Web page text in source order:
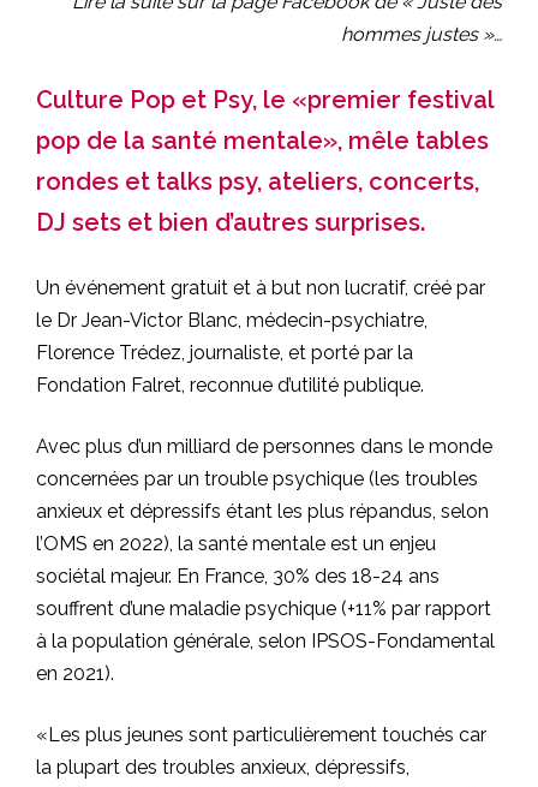
hommes justes »…
Culture Pop et Psy, le «premier festival
pop de la santé mentale», mêle tables
rondes et talks psy, ateliers, concerts,
DJ sets et bien d’autres surprises.
Un événement gratuit et à but non lucratif, créé par
le Dr Jean-Victor Blanc, médecin-psychiatre,
Florence Trédez, journaliste, et porté par la
Fondation Falret, reconnue d’utilité publique.
Avec plus d’un milliard de personnes dans le monde
concernées par un trouble psychique (les troubles
anxieux et dépressifs étant les plus répandus, selon
l’OMS en 2022), la santé mentale est un enjeu
sociétal majeur. En France, 30% des 18-24 ans
souffrent d’une maladie psychique (+11% par rapport
à la population générale, selon IPSOS-Fondamental
en 2021).
«Les plus jeunes sont particulièrement touchés car
la plupart des troubles anxieux, dépressifs,